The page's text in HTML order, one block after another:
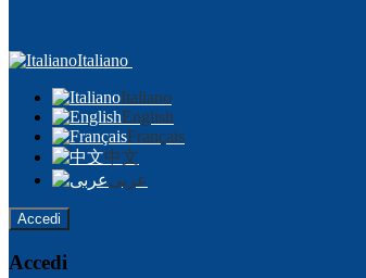
Italiano
Italiano
English
Français
中文
عربى
Accedi
Accedi